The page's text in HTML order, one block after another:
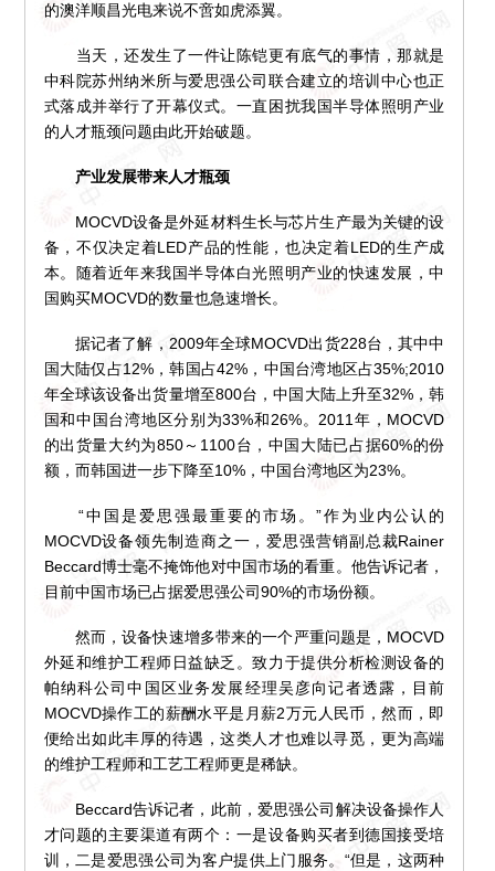
的澳洋顺昌光电来说不啻如虎添翼。
当天，还发生了一件让陈铠更有底气的事情，那就是
中科院苏州纳米所与爱思强公司联合建立的培训中心也正
式落成并举行了开幕仪式。一直困扰我国半导体照明产业
的人才瓶颈问题由此开始破题。
产业发展带来人才瓶颈
MOCVD设备是外延材料生长与芯片生产最为关键的设
备，不仅决定着LED产品的性能，也决定着LED的生产成
本。随着近年来我国半导体白光照明产业的快速发展，中
国购买MOCVD的数量也急速增长。
据记者了解，2009年全球MOCVD出货228台，其中中
国大陆仅占12%，韩国占42%，中国台湾地区占35%;2010
年全球该设备出货量增至800台，中国大陆上升至32%，韩
国和中国台湾地区分别为33%和26%。2011年，MOCVD
的出货量大约为850～1100台，中国大陆已占据60%的份
额，而韩国进一步下降至10%，中国台湾地区为23%。
“中国是爱思强最重要的市场。”作为业内公认的
MOCVD设备领先制造商之一，爱思强营销副总裁Rainer
Beccard博士毫不掩饰他对中国市场的看重。他告诉记者，
目前中国市场已占据爱思强公司90%的市场份额。
然而，设备快速增多带来的一个严重问题是，MOCVD
外延和维护工程师日益缺乏。致力于提供分析检测设备的
帕纳科公司中国区业务发展经理吴彦向记者透露，目前
MOCVD操作工的薪酬水平是月薪2万元人民币，然而，即
便给出如此丰厚的待遇，这类人才也难以寻觅，更为高端
的维护工程师和工艺工程师更是稀缺。
Beccard告诉记者，此前，爱思强公司解决设备操作人
才问题的主要渠道有两个：一是设备购买者到德国接受培
训，二是爱思强公司为客户提供上门服务。“但是，这两种